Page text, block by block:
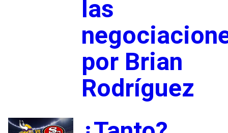
las
por Brian
Rodríguez